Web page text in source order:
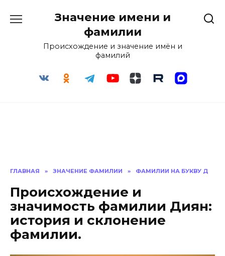
Значение имени и
фамилии
Происхождение и значение имён и
фамилий
ГЛАВНАЯ » ЗНАЧЕНИЕ ФАМИЛИИ » ФАМИЛИИ НА БУКВУ Д
Происхождение и
значимость фамилии Диян:
история и склонение
фамилии.